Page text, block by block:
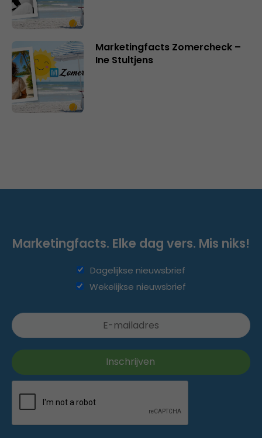
Marketingfacts Zomercheck –
Ine Stultjens
Marketingfacts. Elke dag vers. Mis niks!
Dagelijkse nieuwsbrief
Wekelijkse nieuwsbrief